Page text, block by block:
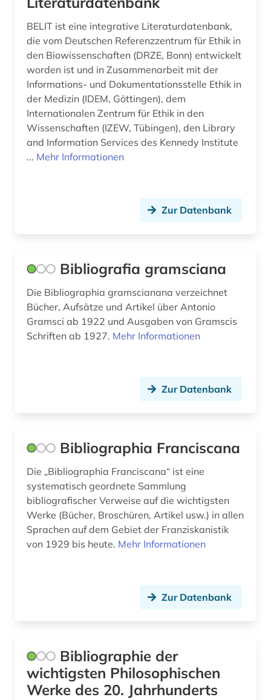
landeskunde (2)
latein (3)
lesbenbewegung (1)
lexikon (2)
litauen (1)
literatur (4)
ludwig (1)
marx (1)
marxismus (2)
medienwissenschaft (1)
medizin (1)
mittelalter (3)
mp3 (1)
musik (1)
nachlass (1)
newman (1)
newton (1)
BELIT ist eine integrative Literaturdatenbank,
die vom Deutschen Referenzzentrum für Ethik in
den Biowissenschaften (DRZE, Bonn) entwickelt
worden ist und in Zusammenarbeit mit der
Informations- und Dokumentationsstelle Ethik in
der Medizin (IDEM, Göttingen), dem
Internationalen Zentrum für Ethik in den
Wissenschaften (IZEW, Tübingen), den Library
and Information Services des Kennedy Institute
... Mehr Informationen
Zur Datenbank
Bibliografia gramsciana
Die Bibliographia gramscianana verzeichnet
Bücher, Aufsätze und Artikel über Antonio
Gramsci ab 1922 und Ausgaben von Gramscis
Schriften ab 1927. Mehr Informationen
Zur Datenbank
Bibliographia Franciscana
Die „Bibliographia Franciscana“ ist eine
systematisch geordnete Sammlung
bibliografischer Verweise auf die wichtigsten
Werke (Bücher, Broschüren, Artikel usw.) in allen
Sprachen auf dem Gebiet der Franziskanistik
von 1929 bis heute. Mehr Informationen
Zur Datenbank
Bibliographie der
wichtigsten Philosophischen
Werke des 20. Jahrhunderts